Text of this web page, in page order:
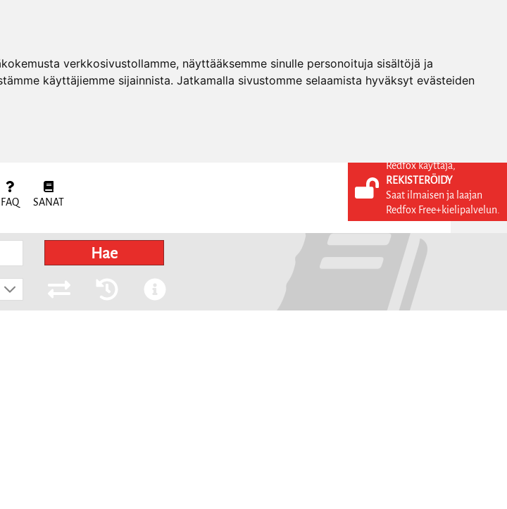
verkkosivustollamme, näyttääksemme sinulle personoituja sisältöjä ja
käyttäjiemme sijainnista. Jatkamalla sivustomme selaamista hyväksyt evästeiden
FAQ SANAT
KIRJAUDU SISÄÄN
REKISTERÖIDY
Hae
Redfox käyttäjä,
REKISTERÖIDY
Saat ilmaisen ja laajan
Redfox Free+kielipalvelun.